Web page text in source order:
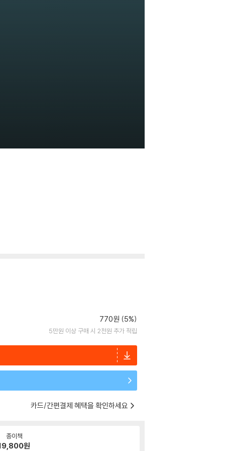
770원 (5%)
5만원 이상 구매 시 2천원 추가 적립
카드/간편결제 혜택을 확인하세요
종이책
원